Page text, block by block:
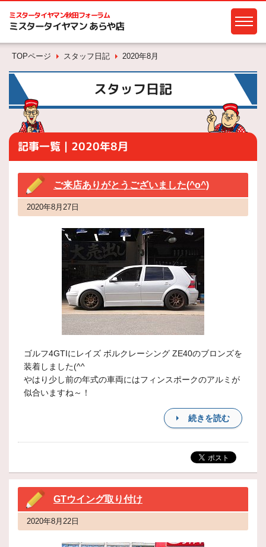
ミスタータイヤマン秋田フォーラム
ミスタータイヤマン あらや店
TOPページ スタッフ日記 2020年8月
スタッフ日記
記事一覧｜2020年8月
ご来店ありがとうございました(^o^)
2020年8月27日
ゴルフ4GTIにレイズ ボルクレーシング ZE40のブロンズを
装着しました(^^
やはり少し前の年式の車両にはフィンスポークのアルミが
似合いますね～！
続きを読む
GTウイング取り付け
2020年8月22日